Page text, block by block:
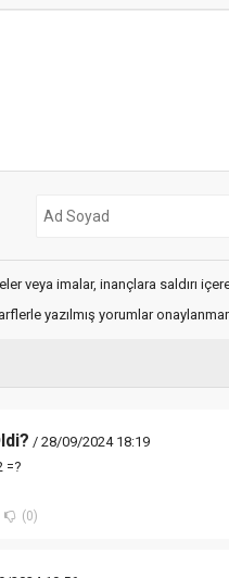
veya imalar, inançlara saldırı
yazılmış yorumlar
/ 28/09/2024 18:19
=?
(0)